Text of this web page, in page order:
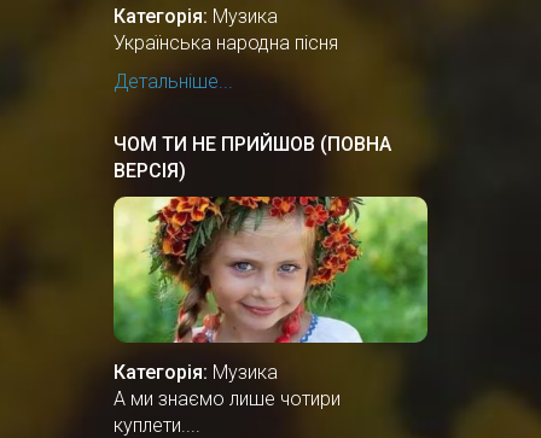
Категорія: Музика
Українська народна пісня
Детальніше...
ЧОМ ТИ НЕ ПРИЙШОВ (ПОВНА
ВЕРСІЯ)
Категорія: Музика
А ми знаємо лише чотири
куплети....